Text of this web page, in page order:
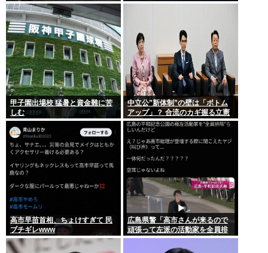
り】
せてしまうww
甲子園出場校 猛暑と資金難に苦
しむ
中立公”新体制”の壁は「ボトム
アップ」？ 合流のカギ握る立憲
高市早苗首相、ちょけすぎて 民
ブチギレwww
広島県警「高市さんが来るので
頑張って左派の活動家を全員排
除しました！」広島市民「広島
から出てけ！」結局ヤジが飛ぶ